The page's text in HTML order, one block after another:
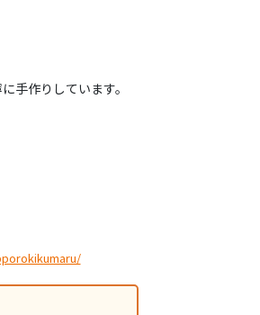
手作りしています。